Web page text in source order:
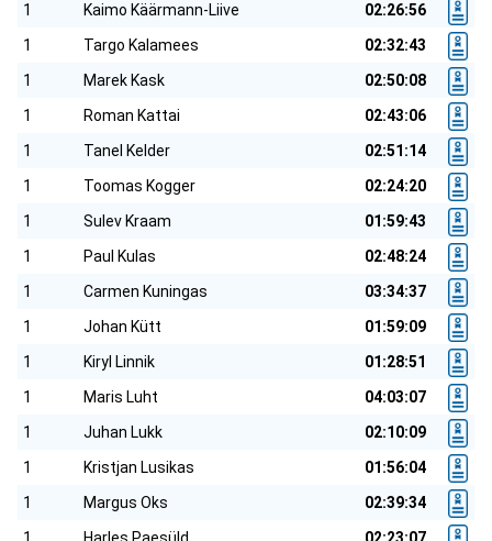
1
Kaimo Käärmann-Liive
02:26:56
1
Targo Kalamees
02:32:43
1
Marek Kask
02:50:08
1
Roman Kattai
02:43:06
1
Tanel Kelder
02:51:14
1
Toomas Kogger
02:24:20
1
Sulev Kraam
01:59:43
1
Paul Kulas
02:48:24
1
Carmen Kuningas
03:34:37
1
Johan Kütt
01:59:09
1
Kiryl Linnik
01:28:51
1
Maris Luht
04:03:07
1
Juhan Lukk
02:10:09
1
Kristjan Lusikas
01:56:04
1
Margus Oks
02:39:34